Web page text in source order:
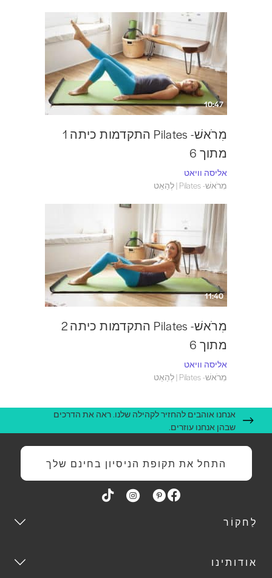
10:47
מִרֹאשׁ- Pilates התקדמות כיתה 1
מתוך 6
אליסה וויאט
מִרֹאשׁ- Pilates | לְהַאֵט
11:40
מִרֹאשׁ- Pilates התקדמות כיתה 2
מתוך 6
אליסה וויאט
מִרֹאשׁ- Pilates | לְהַאֵט
אנחנו אוהבים להחזיר לקהילה שלנו. ראה את הדרכים
שבהן אנחנו עוזרים.
התחל את תקופת הניסיון בחינם שלך
לַחקוֹר
אודותינו